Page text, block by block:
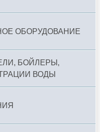
ОБОРУДОВАНИЕ
БОЙЛЕРЫ,
ВОДЫ